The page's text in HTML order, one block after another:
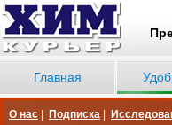
Главная
О нас Подписка